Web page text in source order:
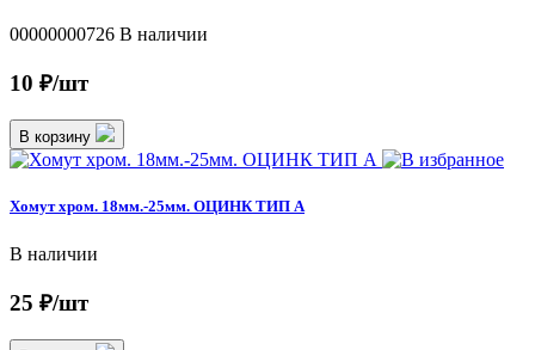
00000000726 В наличии
10 ₽/шт
В корзину
Хомут хром. 18мм.-25мм. ОЦИНК ТИП А
В наличии
25 ₽/шт